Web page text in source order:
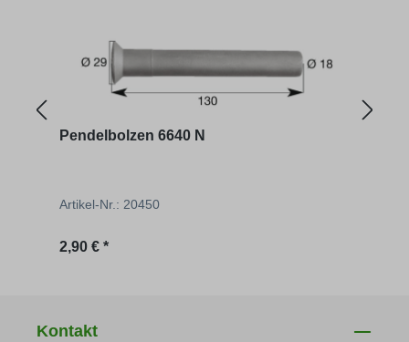
Pendelbolzen 6640 N
Artikel-Nr.: 20450
Regulärer Preis:
2,90 € *
Kontakt